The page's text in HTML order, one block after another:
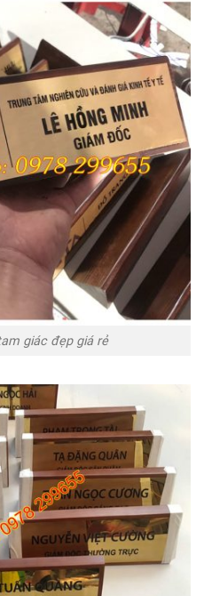
giác đẹp giá rẻ